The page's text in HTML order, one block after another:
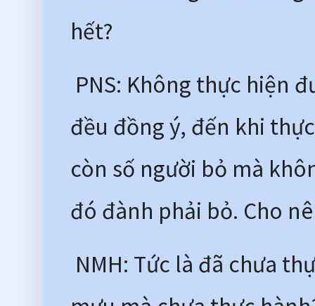
hết?
PNS: Không thực hiện
đều đồng ý, đến khi
còn số người bỏ mà
đó đành phải bỏ. Cho
NMH: Tức là đã chưa